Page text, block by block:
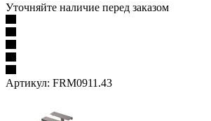
Уточняйте наличие перед заказом
Артикул: FRM0911.43